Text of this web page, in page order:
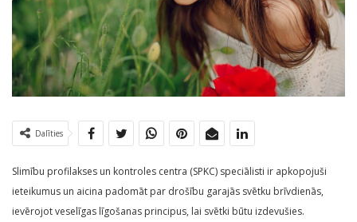
Dalīties
Slimību profilakses un kontroles centra (SPKC) speciālisti ir apkopojuši
ieteikumus un aicina padomāt par drošību garajās svētku brīvdienās,
ievērojot veselīgas līgošanas principus, lai svētki būtu izdevušies.